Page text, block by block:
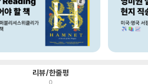
리뷰/한줄평
0